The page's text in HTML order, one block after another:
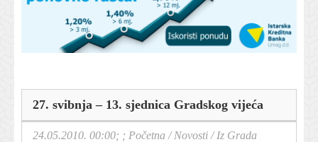
27. svibnja – 13. sjednica Gradskog vijeća
24.05.2010. 00:00; ; Početna /Novosti /Iz Grada